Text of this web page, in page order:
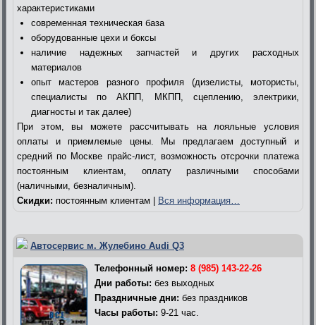
характеристиками
современная техническая база
оборудованные цехи и боксы
наличие надежных запчастей и других расходных
материалов
опыт мастеров разного профиля (дизелисты, мотористы,
специалисты по АКПП, МКПП, сцеплению, электрики,
диагносты и так далее)
При этом, вы можете рассчитывать на лояльные условия
оплаты и приемлемые цены. Мы предлагаем доступный и
средний по Москве прайс-лист, возможность отсрочки платежа
постоянным клиентам, оплату различными способами
(наличными, безналичным).
Скидки: постоянным клиентам | Вся информация…
Автосервис м. Жулебино Audi Q3
Телефонный номер: 8 (985) 143-22-26
Дни работы: без выходных
Праздничные дни: без праздников
Часы работы: 9-21 час.